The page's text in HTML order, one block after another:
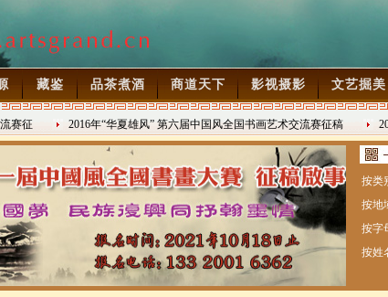
藏鉴 品茶煮酒 商道天下 影视摄影 文艺掘美
征
2016年“华夏雄风” 第六届中国风全国书画艺术交流赛征稿
2016/8/27
日战争
按类
按地
按字
按姓